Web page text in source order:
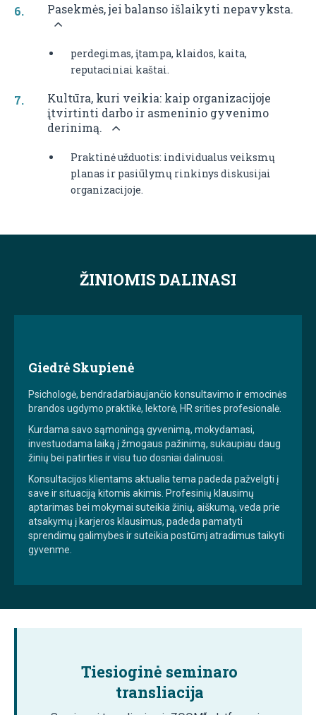
Pasekmės, jei balanso išlaikyti nepavyksta.
perdegimas, įtampa, klaidos, kaita,
reputaciniai kaštai.
Kultūra, kuri veikia: kaip organizacijoje
įtvirtinti darbo ir asmeninio gyvenimo
derinimą.
Praktinė užduotis: individualus veiksmų
planas ir pasiūlymų rinkinys diskusijai
organizacijoje.
ŽINIOMIS DALINASI
Giedrė Skupienė
Psichologė, bendradarbiaujančio konsultavimo ir emocinės
brandos ugdymo praktikė, lektorė, HR srities profesionalė.
Kurdama savo sąmoningą gyvenimą, mokydamasi,
investuodama laiką į žmogaus pažinimą, sukaupiau daug
žinių bei patirties ir visu tuo dosniai dalinuosi.
Konsultacijos klientams aktualia tema padeda pažvelgti į
save ir situaciją kitomis akimis. Profesinių klausimų
aptarimas bei mokymai suteikia žinių, aiškumą, veda prie
atsakymų į karjeros klausimus, padeda pamatyti
sprendimų galimybes ir suteikia postūmį atradimus taikyti
gyvenme.
Tiesioginė seminaro
transliacija